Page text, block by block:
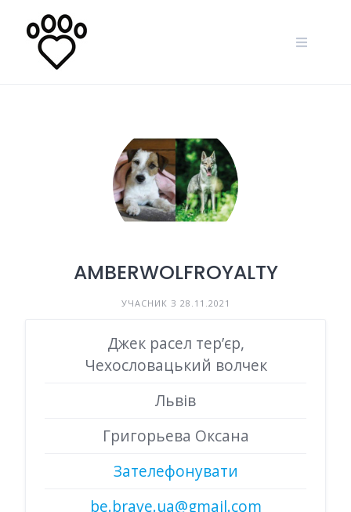
content
AMBERWOLFROYALTY
УЧАСНИК З 28.11.2021
Джек расел тер’єр,
Чехословацький волчек
Львів
Григорьева Оксана
Зателефонувати
be.brave.ua@gmail.com